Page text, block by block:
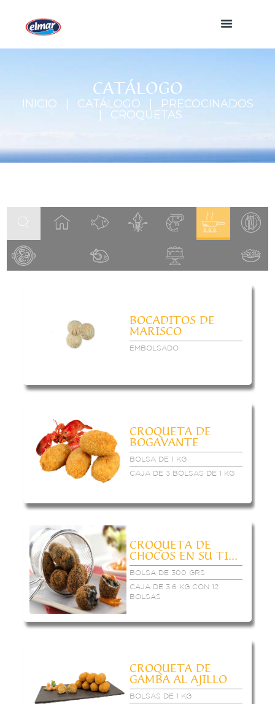
CATÁLOGO
INICIO CATÁLOGO
PRECOCINADOS
CROQUETAS
BOCADITOS DE
MARISCO
EMBOLSADO
CROQUETA DE
BOGAVANTE
BOLSA DE 1 KG
CAJA DE 3 BOLSAS DE 1 KG
CROQUETA DE
CHOCOS EN SU TI...
BOLSA DE 300 GRS
CAJA DE 3.6 KG CON 12
BOLSAS
CROQUETA DE
GAMBA AL AJILLO
BOLSAS DE 1 KG